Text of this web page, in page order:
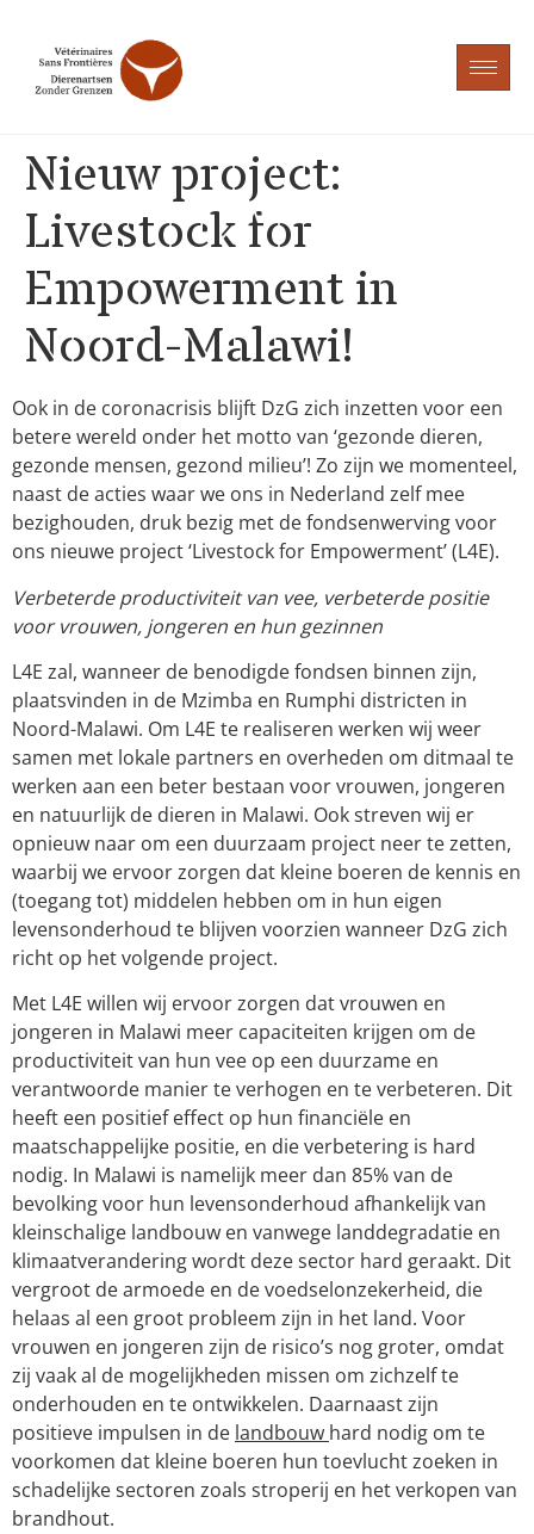
Nieuw project:
Livestock for
Empowerment in
Noord-Malawi!
Ook in de coronacrisis blijft DzG zich inzetten voor een
betere wereld onder het motto van ‘gezonde dieren,
gezonde mensen, gezond milieu’! Zo zijn we momenteel,
naast de acties waar we ons in Nederland zelf mee
bezighouden, druk bezig met de fondsenwerving voor
ons nieuwe project ‘Livestock for Empowerment’ (L4E).
Verbeterde productiviteit van vee, verbeterde positie
voor vrouwen, jongeren en hun gezinnen
L4E zal, wanneer de benodigde fondsen binnen zijn,
plaatsvinden in de Mzimba en Rumphi districten in
Noord-Malawi. Om L4E te realiseren werken wij weer
samen met lokale partners en overheden om ditmaal te
werken aan een beter bestaan voor vrouwen, jongeren
en natuurlijk de dieren in Malawi. Ook streven wij er
opnieuw naar om een duurzaam project neer te zetten,
waarbij we ervoor zorgen dat kleine boeren de kennis en
(toegang tot) middelen hebben om in hun eigen
levensonderhoud te blijven voorzien wanneer DzG zich
richt op het volgende project.
Met L4E willen wij ervoor zorgen dat vrouwen en
jongeren in Malawi meer capaciteiten krijgen om de
productiviteit van hun vee op een duurzame en
verantwoorde manier te verhogen en te verbeteren. Dit
heeft een positief effect op hun financiële en
maatschappelijke positie, en die verbetering is hard
nodig. In Malawi is namelijk meer dan 85% van de
bevolking voor hun levensonderhoud afhankelijk van
kleinschalige landbouw en vanwege landdegradatie en
klimaatverandering wordt deze sector hard geraakt. Dit
vergroot de armoede en de voedselonzekerheid, die
helaas al een groot probleem zijn in het land. Voor
vrouwen en jongeren zijn de risico’s nog groter, omdat
zij vaak al de mogelijkheden missen om zichzelf te
onderhouden en te ontwikkelen. Daarnaast zijn
positieve impulsen in de landbouw hard nodig om te
voorkomen dat kleine boeren hun toevlucht zoeken in
schadelijke sectoren zoals stroperij en het verkopen van
brandhout.